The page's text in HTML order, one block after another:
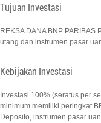
Tujuan Investasi
REKSA DANA BNP
utang dan instrumen pasar
Kebijakan Investasi
Investasi 100% (seratus per
minimum memiliki peringkat
Deposito, instrumen pasar